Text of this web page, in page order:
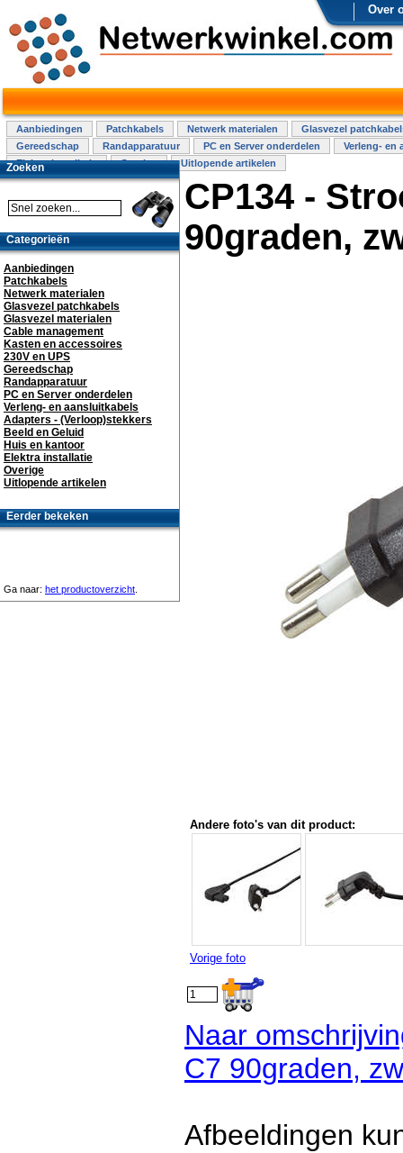
Over
Aanbiedingen Patchkabels Netwerk materialen
Glasvezel
Gereedschap
Randapparatuur PC en Server onderdelen
Verleng- en
Elektra installatie
Overige Uitlopende artikelen
CP134 -
90graden,
Andere foto's van dit product:
Vorige foto
Naar
C7 90graden,
Afbeeldingen
Zoeken
Categorieën
Aanbiedingen
Patchkabels
Netwerk materialen
Glasvezel patchkabels
Glasvezel materialen
Cable management
Kasten en accessoires
230V en UPS
Gereedschap
Randapparatuur
PC en Server onderdelen
Verleng- en aansluitkabels
Adapters - (Verloop)stekkers
Beeld en Geluid
Huis en kantoor
Elektra installatie
Overige
Uitlopende artikelen
Eerder bekeken
Ga naar: het productoverzicht